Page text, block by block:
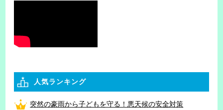
人気ランキング
突然の豪雨から子どもを守る！悪天候の安全対策